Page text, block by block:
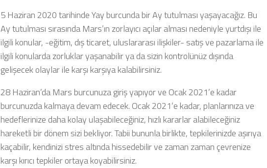
5 Haziran 2020 tarihinde Yay burcunda bir Ay tutulması yaşayacağız. Bu
Ay tutulması sırasında Mars’ın zorlayıcı açılar alması nedeniyle yurtdışı ile
ilgili konular, -eğitim, dış ticaret, uluslararası ilişkiler- satış ve pazarlama ile
ilgili konularda zorluklar yaşanabilir ya da sizin kontrolünüz dışında
gelişecek olaylar ile karşı karşıya kalabilirsiniz.
28 Haziran’da Mars burcunuza giriş yapıyor ve Ocak 2021’e kadar
burcunuzda kalmaya devam edecek. Ocak 2021’e kadar, planlarınıza ve
hedeflerinize daha kolay ulaşabileceğiniz, hızlı kararlar alabileceğiniz
hareketli bir dönem sizi bekliyor. Tabii bununla birlikte, tepkilerinizde aşırıya
kaçabilir, kendinizi stres altında hissedebilir ve zaman zaman çevrenize
karşı kırıcı tepkiler ortaya koyabilirsiniz.